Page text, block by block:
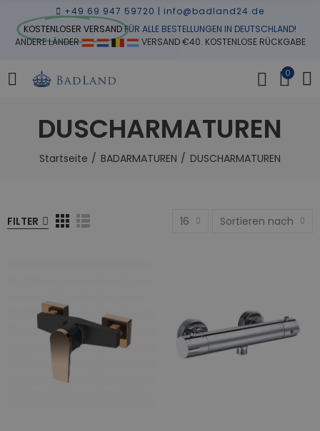
+49 69 947 59720 | info@badland24.de
KOSTENLOSER VERSANDFÜR ALLE BESTELLUNGEN IN DEUTSCHLAND!
ANDERE LÄNDER
VERSAND €40. KOSTENLOSE RÜCKGABE
0
DUSCHARMATUREN
Startseite BADARMATUREN DUSCHARMATUREN
FILTER 16 Sortieren nach